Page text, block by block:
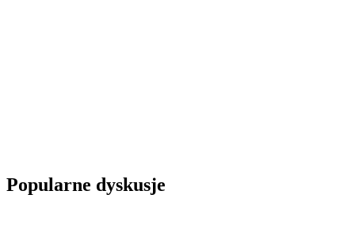
Popularne dyskusje